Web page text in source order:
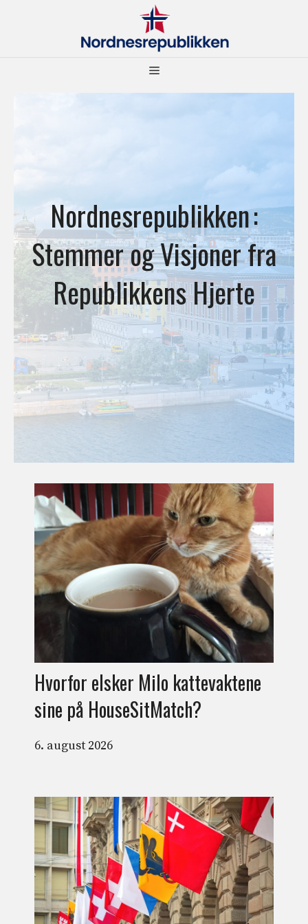
Meny
Nordnesrepublikken :
Stemmer og Visjoner fra
Republikkens Hjerte
Hvorfor elsker Milo kattevaktene
sine på HouseSitMatch?
6. august 2026